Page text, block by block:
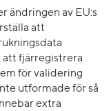
ändringen av EU:s
att
fjärregistrera
för validering
utformade för så
extra